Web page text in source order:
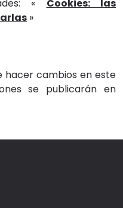
« Cookies: las
»
hacer cambios en este
se publicarán en